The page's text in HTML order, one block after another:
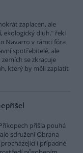
zaplacen, ale
ekologický dluh." řekl
Navarro v rámci fóra
spotřebitelé, ale
se zkracuje
který by měli zaplatit
přišla pouhá
sdružení Obrana
i případné